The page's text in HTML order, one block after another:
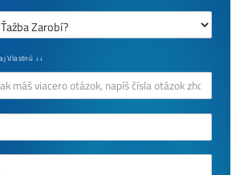
dotazy před Koupí